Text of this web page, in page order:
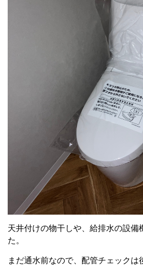
天井付けの物干しや、給排水の設備
た。
まだ通水前なので、配管チェックは